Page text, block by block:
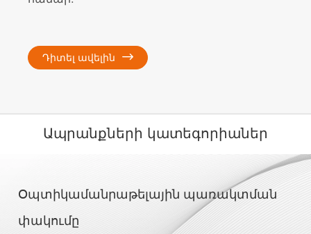

Դիտել ավելին 

Ապրանքների կատեգորիաներ
Օպտիկամանրաթելային պառակտման
փակումը